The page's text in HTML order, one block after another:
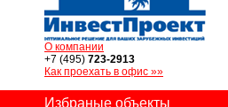
О компании
+7 (495) 723-2913
Как проехать в офис »»
Избраные объекты